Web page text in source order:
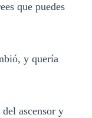
que puedes
y quería
ascensor y